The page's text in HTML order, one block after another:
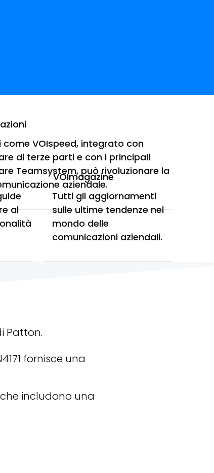
come VOIspeed, integrato con
di terze parti e con i principali
Teamsystem, può rivoluzionare la
aziendale.
al
VOImagazine
Tutti gli aggiornamenti
sulle ultime tendenze nel
mondo delle
comunicazioni aziendali.
PRI, 30
Patton.
fornisce una
includono una